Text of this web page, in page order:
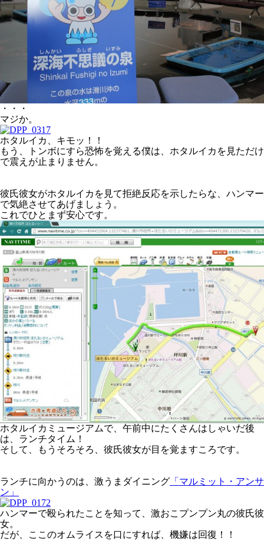
・・・
マジか。
ホタルイカ、キモッ！！
もう、トンボにすら恐怖を覚える僕は、ホタルイカを見ただけ
で震えが止まりません。
彼氏彼女がホタルイカを見て拒絶反応を示したらな、ハンマー
で気絶させてあげましょう。
これでひとまず安心です。
ホタルイカミュージアムで、午前中にたくさんはしゃいだ後
は、ランチタイム！
そして、もうそろそろ、彼氏彼女が目を覚ますころです。
ランチに向かうのは、激うまダイニング 「マルミット・アンサ
ン」
ハンマーで殴られたことを知って、激おこプンプン丸の彼氏彼
女。
だが、ここのオムライスを口にすれば、機嫌は回復！！